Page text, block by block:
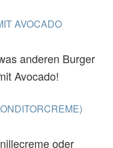
AVOCADO
anderen Burger
Avocado!
oder